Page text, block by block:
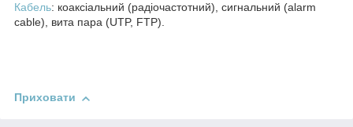
Кабель: коаксіальний (радіочастотний), сигнальний (alarm
cable), вита пара (UTP, FTP).
Приховати